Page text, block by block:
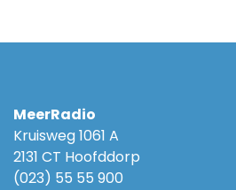
MeerRadio
Kruisweg 1061 A
2131 CT Hoofddorp
(023) 55 55 900